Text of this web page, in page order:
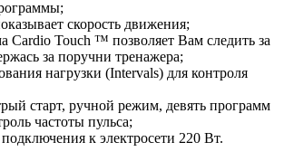
скорость движения;
Cardio Touch ™ позволяет Вам следить за
за поручни тренажера;
нагрузки (Intervals) для контроля
старт, ручной режим, девять программ
частоты пульса;
к электросети 220 Вт.